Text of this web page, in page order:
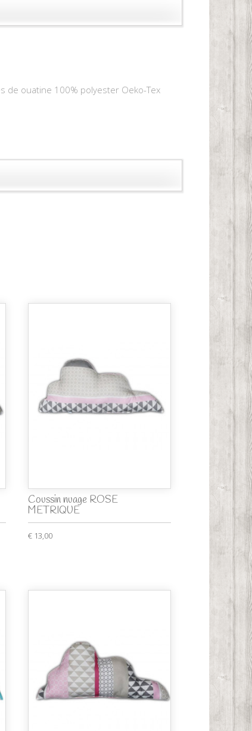
de ouatine 100% polyester Oeko-Tex
Coussin nuage ROSE
METRIQUE
€ 13,00